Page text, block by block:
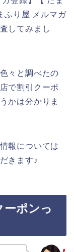
ふり屋 メルマガ
してみまし
々と調べたの
で割引クーポ
かは分かりま
報については
きます♪
ーポンっ